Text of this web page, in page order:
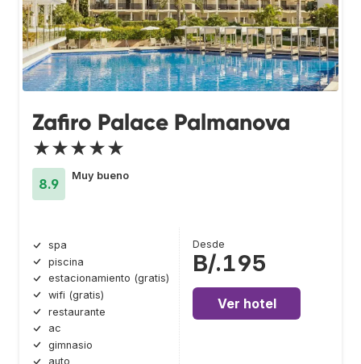
Zafiro Palace Palmanova
★★★★★
8.9
Muy bueno
spa
piscina
estacionamiento (gratis)
wifi (gratis)
restaurante
ac
gimnasio
auto
Desde
B/.195
Ver hotel